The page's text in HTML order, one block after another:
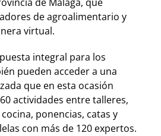
de agroalimentario y
virtual.
integral para los
pueden acceder a una
que en esta ocasión
actividades entre talleres,
ponencias, catas y
con más de 120 expertos.